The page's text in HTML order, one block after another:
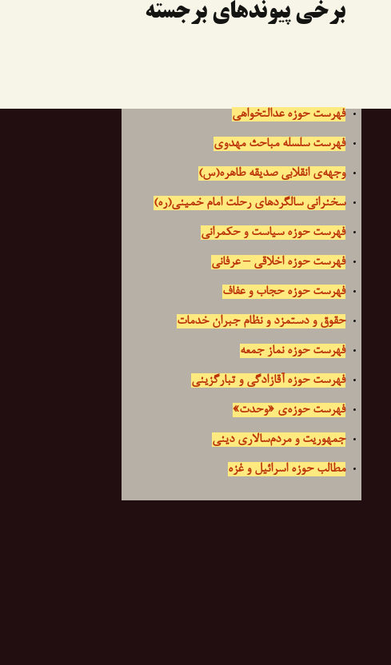
برخی پیوندهای برجسته
فهرست حوزه عدالتخواهی
فهرست سلسله مباحث مهدوی
وجهه‌ی انقلابی صدیقه طاهره(س)
سخنرانی سالگردهای رحلت امام خمینی(ره)
فهرست حوزه سیاست و حکمرانی
فهرست حوزه اخلاقی – عرفانی
فهرست حوزه حجاب و عفاف
حقوق و دستمزد و نظام جبران خدمات
فهرست حوزه نماز جمعه
فهرست حوزه آقازادگی و تبارگزینی
فهرست حوزه‌ی «وحدت»
جمهوریت و مردم‌سالاری دینی
مطالب حوزه اسرائیل و غزه